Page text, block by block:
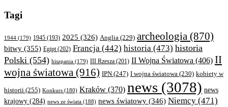
Tagi
1944 (179) 1945 (193) 2025 (326) Anglia (229) archeologia (870)
bitwy (355) Egipt(202) Francja (442) historia (473) historia
Polski (554) hiszpania (179) III Rzesza (201) II Wojna Światowa (406) II
wojna światowa (916) IPN (247) I wojna światowa (230) kobiety w
historii (255) Konkurs (180) Kraków (370) news (3078) news
krajowy (284) news ze świata (188) news światowy (346) Niemcy (471)